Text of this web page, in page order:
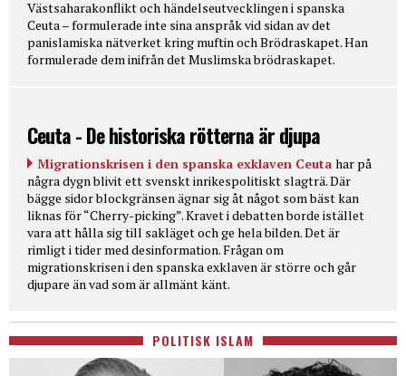
Västsaharakonflikt och händelseutvecklingen i spanska
Ceuta – formulerade inte sina anspråk vid sidan av det
panislamiska nätverket kring muftin och Brödraskapet. Han
formulerade dem inifrån det Muslimska brödraskapet.
Ceuta - De historiska rötterna är djupa
Migrationskrisen i den spanska exklaven Ceuta har på
några dygn blivit ett svenskt inrikespolitiskt slagträ. Där
bägge sidor blockgränsen ägnar sig åt något som bäst kan
liknas för “Cherry-picking”. Kravet i debatten borde istället
vara att hålla sig till sakläget och ge hela bilden. Det är
rimligt i tider med desinformation. Frågan om
migrationskrisen i den spanska exklaven är större och går
djupare än vad som är allmänt känt.
POLITISK ISLAM